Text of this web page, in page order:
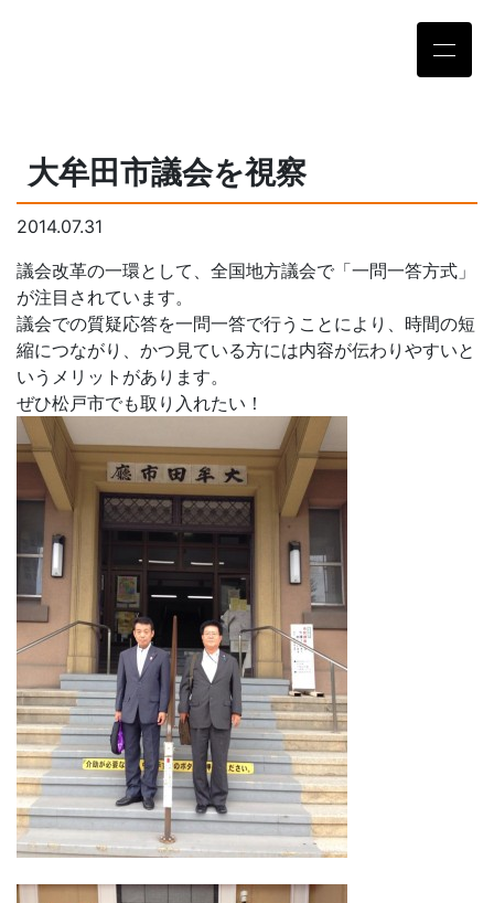
大牟田市議会を視察
2014.07.31
議会改革の一環として、全国地方議会で「一問一答方式」
が注目されています。
議会での質疑応答を一問一答で行うことにより、時間の短
縮につながり、かつ見ている方には内容が伝わりやすいと
いうメリットがあります。
ぜひ松戸市でも取り入れたい！